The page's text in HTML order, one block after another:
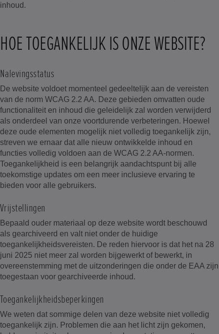
inhoud.
HOE TOEGANKELIJK IS ONZE WEBSITE?
Nalevingsstatus
De website voldoet momenteel gedeeltelijk aan de vereisten
van de norm WCAG 2.2 AA. Deze gebieden omvatten oude
functionaliteit en inhoud die geleidelijk zal worden verwijderd
als onderdeel van onze voortdurende verbeteringen. Hoewel
deze oude elementen mogelijk niet volledig toegankelijk zijn,
streven we ernaar dat alle nieuw ontwikkelde inhoud en
functies volledig voldoen aan de WCAG 2.2 AA-normen.
Toegankelijkheid is een belangrijk aandachtspunt bij alle
toekomstige updates om een meer inclusieve ervaring te
bieden voor alle gebruikers.
Vrijstellingen
Bepaald ouder materiaal op deze website wordt beschouwd
als gearchiveerd en valt niet onder de huidige
toegankelijkheidsvereisten. De reden hiervoor is dat het na 28
juni 2025 niet meer zal worden bijgewerkt of bewerkt, in
overeenstemming met de uitzonderingen die onder de EAA zijn
toegestaan voor gearchiveerde inhoud.
Toegankelijkheidsbeperkingen
We weten dat sommige delen van deze website niet volledig
toegankelijk zijn. Problemen die aan het licht zijn gekomen,